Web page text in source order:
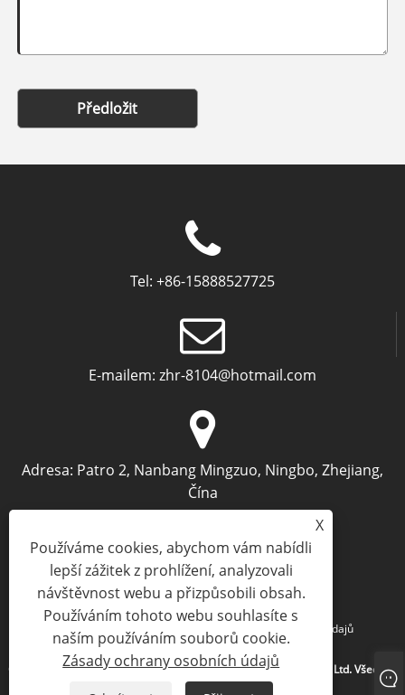
Předložit
Tel: +86-15888527725
E-mailem: zhr-8104@hotmail.com
Adresa: Patro 2, Nanbang Mingzuo, Ningbo, Zhejiang,
Čína
Links Sitemap RSS Zásady ochrany osobních údajů
Copyright © 2024 Ningbo Archermind electronic Commerce Co., Ltd. Všechna
X
Používáme cookies, abychom vám nabídli
lepší zážitek z prohlížení, analyzovali
návštěvnost webu a přizpůsobili obsah.
Používáním tohoto webu souhlasíte s
naším používáním souborů cookie.
Zásady ochrany osobních údajů